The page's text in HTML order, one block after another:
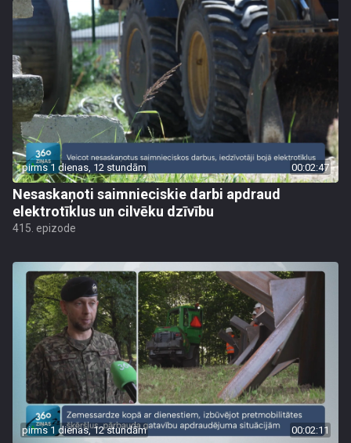
pirms 1 dienas, 12 stundām 00:02:47
Nesaskaņoti saimnieciskie darbi apdraud
elektrotīklus un cilvēku dzīvību
415. epizode
pirms 1 dienas, 12 stundām 00:02:11